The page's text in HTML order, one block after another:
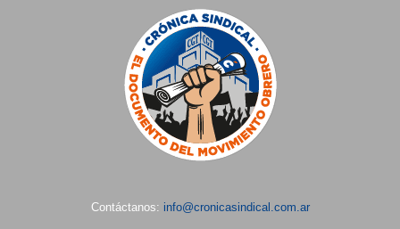
Contáctanos: info@cronicasindical.com.ar